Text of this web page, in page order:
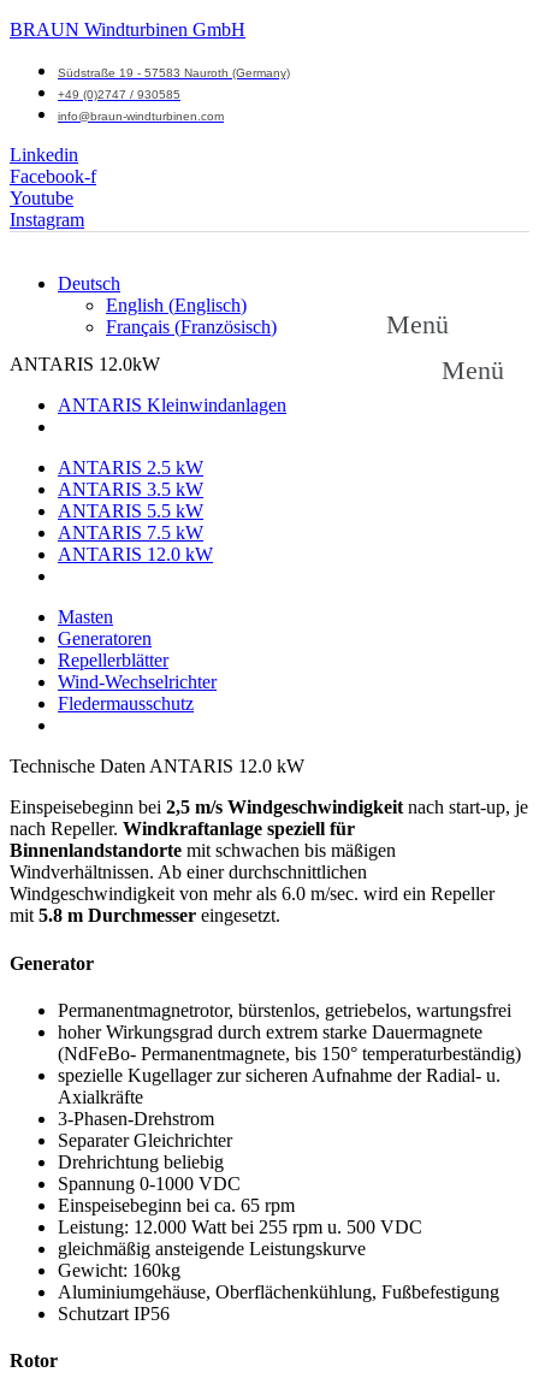
BRAUN Windturbinen GmbH
Südstraße 19 - 57583 Nauroth (Germany)
+49 (0)2747 / 930585
info@braun-windturbinen.com
Linkedin
Facebook-f
Youtube
Instagram
Deutsch
English (Englisch)
Français (Französisch)
Menü
Menü
ANTARIS 12.0kW
ANTARIS Kleinwindanlagen
ANTARIS 2.5 kW
ANTARIS 3.5 kW
ANTARIS 5.5 kW
ANTARIS 7.5 kW
ANTARIS 12.0 kW
Masten
Generatoren
Repellerblätter
Wind-Wechselrichter
Fledermausschutz
Technische Daten ANTARIS 12.0 kW
Einspeisebeginn bei 2,5 m/s Windgeschwindigkeit nach start-up, je
nach Repeller. Windkraftanlage speziell für
Binnenlandstandorte mit schwachen bis mäßigen
Windverhältnissen. Ab einer durchschnittlichen
Windgeschwindigkeit von mehr als 6.0 m/sec. wird ein Repeller
mit 5.8 m Durchmesser eingesetzt.
Generator
Permanentmagnetrotor, bürstenlos, getriebelos, wartungsfrei
hoher Wirkungsgrad durch extrem starke Dauermagnete
(NdFeBo- Permanentmagnete, bis 150° temperaturbeständig)
spezielle Kugellager zur sicheren Aufnahme der Radial- u.
Axialkräfte
3-Phasen-Drehstrom
Separater Gleichrichter
Drehrichtung beliebig
Spannung 0-1000 VDC
Einspeisebeginn bei ca. 65 rpm
Leistung: 12.000 Watt bei 255 rpm u. 500 VDC
gleichmäßig ansteigende Leistungskurve
Gewicht: 160kg
Aluminiumgehäuse, Oberflächenkühlung, Fußbefestigung
Schutzart IP56
Rotor